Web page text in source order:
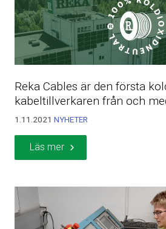
Reka Cables är den första
kabeltillverkaren från och
1.11.2021 NYHETER
Läs mer